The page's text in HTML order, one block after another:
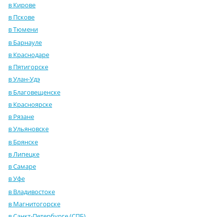
в Кирове
в Пскове
в Тюмени
в Барнауле
в Краснодаре
в Пятигорске
в Улан-Удэ
в Благовещенске
в Красноярске
в Рязане
в Ульяновске
в Брянске
в Липецке
в Самаре
в Уфе
в Владивостоке
в Магнитогорске